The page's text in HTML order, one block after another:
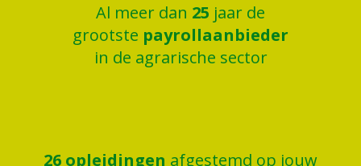
Al meer dan 25 jaar de
grootste payrollaanbieder
in de agrarische sector
26 opleidingen afgestemd op jouw